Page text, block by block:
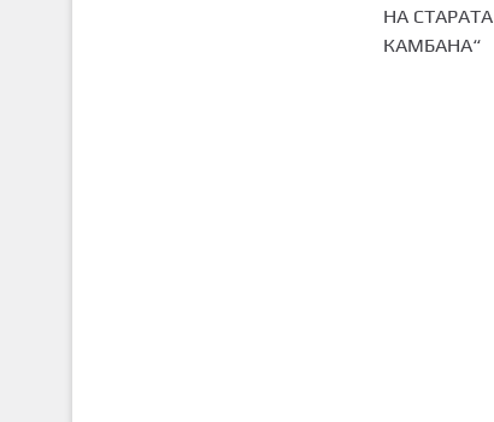
НА СТАРАТА
КАМБАНА“